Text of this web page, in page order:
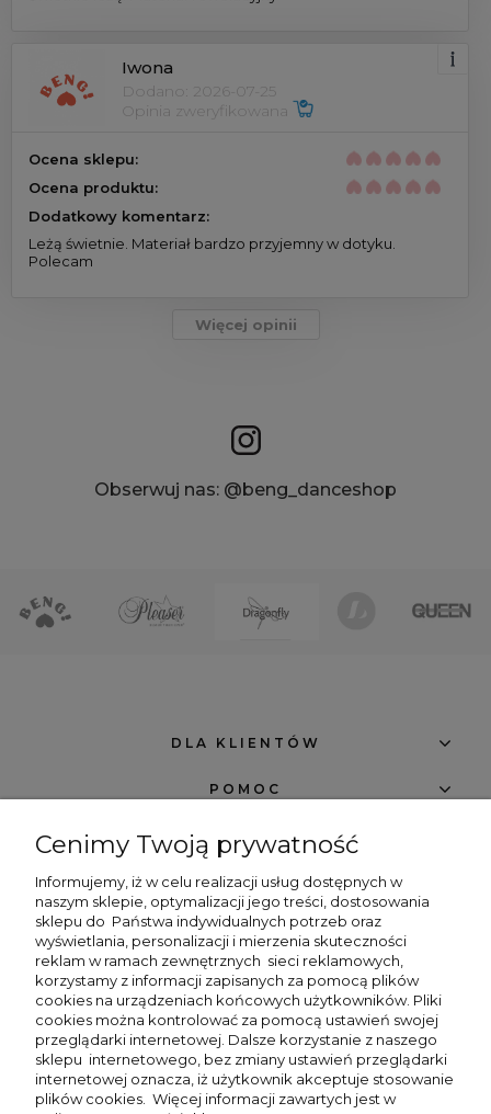
Iwona
Dodano: 2026-07-25
Opinia zweryfikowana
Ocena sklepu:
Ocena produktu:
Dodatkowy komentarz:
Leżą świetnie. Materiał bardzo przyjemny w dotyku.
Polecam
Więcej opinii
Obserwuj nas: @beng_danceshop
DLA KLIENTÓW
POMOC
NEWSLETTER -7% NA PIERWSZE ZAKUPY
zapisz się
Chcę dostawać powiadomienia o nowościach i rabatach w sklepie Beng
Shop.
Cenimy Twoją prywatność
Informujemy, iż w celu realizacji usług dostępnych w
naszym sklepie, optymalizacji jego treści, dostosowania
sklepu do Państwa indywidualnych potrzeb oraz
wyświetlania, personalizacji i mierzenia skuteczności
reklam w ramach zewnętrznych sieci reklamowych,
korzystamy z informacji zapisanych za pomocą plików
cookies na urządzeniach końcowych użytkowników. Pliki
cookies można kontrolować za pomocą ustawień swojej
przeglądarki internetowej. Dalsze korzystanie z naszego
sklepu internetowego, bez zmiany ustawień przeglądarki
internetowej oznacza, iż użytkownik akceptuje stosowanie
plików cookies. Więcej informacji zawartych jest w